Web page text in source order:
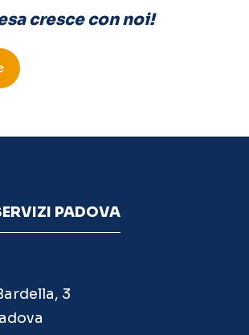
cresce con noi!
PADOVA
3